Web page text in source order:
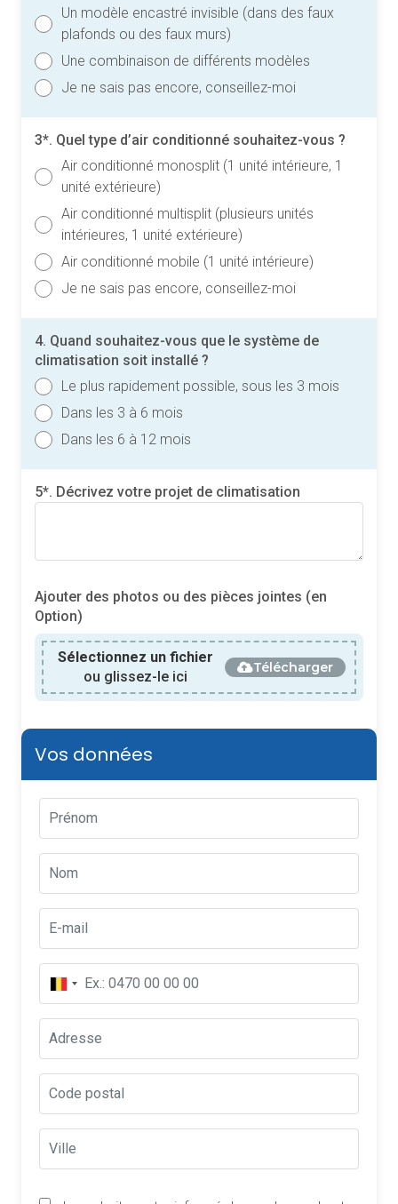
Un modèle encastré invisible (dans des faux
plafonds ou des faux murs)
Une combinaison de différents modèles
Je ne sais pas encore, conseillez-moi
3*. Quel type d’air conditionné souhaitez-vous ?
Air conditionné monosplit (1 unité intérieure, 1
unité extérieure)
Air conditionné multisplit (plusieurs unités
intérieures, 1 unité extérieure)
Air conditionné mobile (1 unité intérieure)
Je ne sais pas encore, conseillez-moi
4. Quand souhaitez-vous que le système de
climatisation soit installé ?
Le plus rapidement possible, sous les 3 mois
Dans les 3 à 6 mois
Dans les 6 à 12 mois
5*. Décrivez votre projet de climatisation
Ajouter des photos ou des pièces jointes (en
Option)
Sélectionnez un fichier
ou glissez-le ici
Télécharger
Vos données